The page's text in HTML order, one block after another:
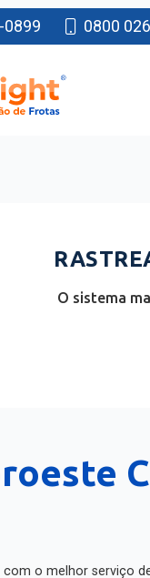
0899 0800
O sistema
o melhor serviço de